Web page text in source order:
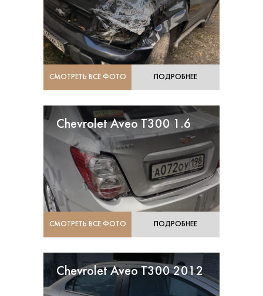
СМОТРЕТЬ ВСЕ ФОТО ПОДРОБНЕЕ
Chevrolet Aveo T300 1.6
СМОТРЕТЬ ВСЕ ФОТО ПОДРОБНЕЕ
Chevrolet Aveo T300 2012